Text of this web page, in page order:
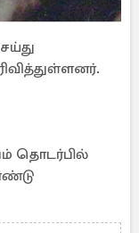
தொடர்பில்